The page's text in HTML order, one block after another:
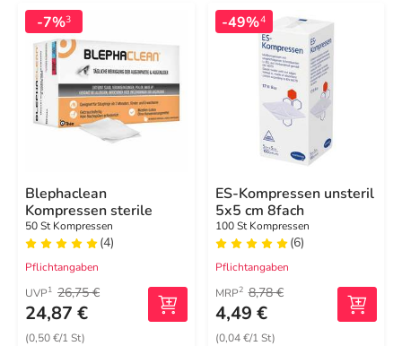
-7%3
Blephaclean
Kompressen sterile
50 St Kompressen
(4)
Pflichtangaben
UVP1 26,75 €
24,87 €
(0,50 €/1 St)
-49%4
ES-Kompressen unsteril
5x5 cm 8fach
100 St Kompressen
(6)
Pflichtangaben
MRP2 8,78 €
4,49 €
(0,04 €/1 St)